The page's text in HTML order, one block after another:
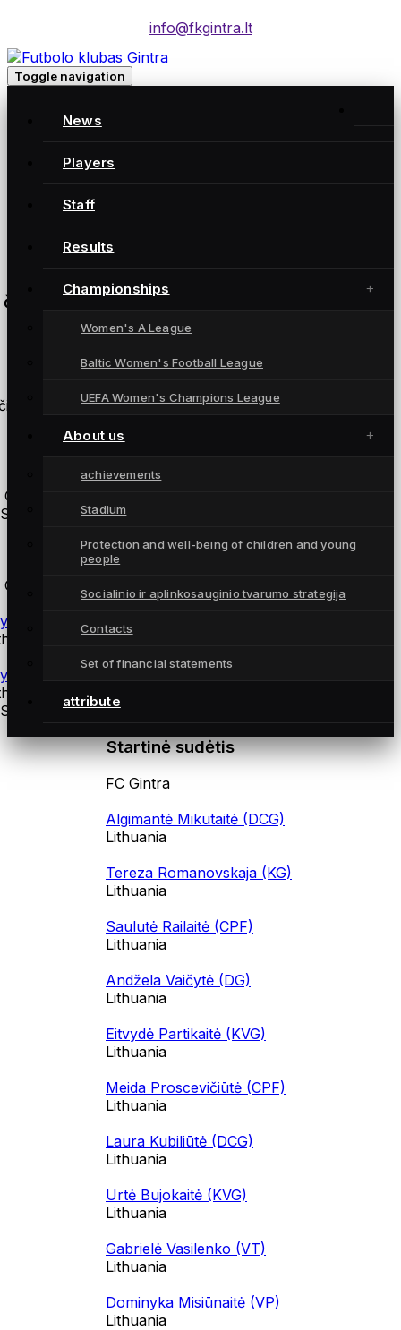
info@fkgintra.lt
Toggle navigation
News
Players
Staff
Results
Championships
Women's A League
Baltic Women's Football League
UEFA Women's Champions League
About us
achievements
Stadium
Protection and well-being of children and young
people
Socialinio ir aplinkosauginio tvarumo strategija
Contacts
Set of financial statements
attribute
FC Gintra
Šiaulių miesto centrinis stadionas
čempionatas
Rīga
coaches
training coach Andrius Daškus
Martynas Norvilas
Rīga
Startinė sudėtis
FC Gintra
Algimantė Mikutaitė (DCG)
Lithuania
Tereza Romanovskaja (KG)
Lithuania
Saulutė Railaitė (CPF)
Lithuania
Andžela Vaičytė (DG)
Lithuania
Eitvydė Partikaitė (KVG)
Lithuania
Meida Proscevičiūtė (CPF)
Lithuania
Laura Kubiliūtė (DCG)
Lithuania
Urtė Bujokaitė (KVG)
Lithuania
Gabrielė Vasilenko (VT)
Lithuania
Dominyka Misiūnaitė (VP)
Lithuania